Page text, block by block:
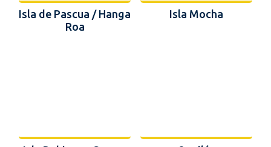
Isla de Pascua / Hanga
Roa
Isla Mocha